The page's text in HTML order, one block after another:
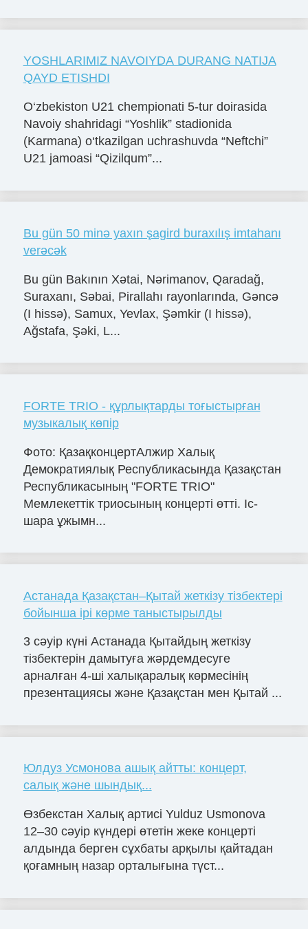
YOSHLARIMIZ NAVOIYDA DURANG NATIJA
QAYD ETISHDI
O‘zbekiston U21 chempionati 5-tur doirasida
Navoiy shahridagi “Yoshlik” stadionida
(Karmana) o‘tkazilgan uchrashuvda “Neftchi”
U21 jamoasi “Qizilqum”...
Bu gün 50 minə yaxın şagird buraxılış imtahanı
verəcək
Bu gün Bakının Xətai, Nərimanov, Qaradağ,
Suraxanı, Səbai, Pirallahı rayonlarında, Gəncə
(I hissə), Samux, Yevlax, Şəmkir (I hissə),
Ağstafa, Şəki, L...
FORTE TRIO - құрлықтарды тоғыстырған
музыкалық көпір
Фото: ҚазақконцертАлжир Халық
Демократиялық Республикасында Қазақстан
Республикасының "FORTE TRIO"
Мемлекеттік триосының концерті өтті. Іс-
шара ұжымн...
Астанада Қазақстан–Қытай жеткізу тізбектері
бойынша ірі көрме таныстырылды
3 сәуір күні Астанада Қытайдың жеткізу
тізбектерін дамытуға жәрдемдесуге
арналған 4-ші халықаралық көрмесінің
презентациясы және Қазақстан мен Қытай ...
Юлдуз Усмонова ашық айтты: концерт,
салық және шындық...
Өзбекстан Халық артисі Yulduz Usmonova
12–30 сәуір күндері өтетін жеке концерті
алдында берген сұхбаты арқылы қайтадан
қоғамның назар орталығына түст...